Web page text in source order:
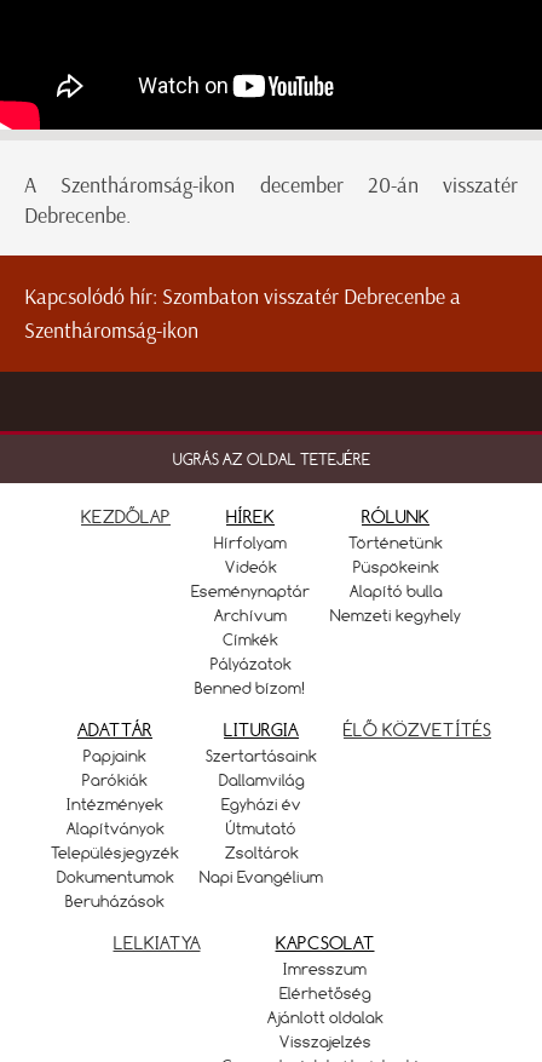
A Szentháromság-ikon december 20-án visszatér
Debrecenbe.
Kapcsolódó hír: Szombaton visszatér Debrecenbe a
Szentháromság-ikon
UGRÁS AZ OLDAL TETEJÉRE
KEZDŐLAP HÍREK
Hírfolyam
Videók
Eseménynaptár
Archívum
Címkék
Pályázatok
Benned bízom!
RÓLUNK
Történetünk
Püspökeink
Alapító bulla
Nemzeti kegyhely
ADATTÁR
Papjaink
Parókiák
Intézmények
Alapítványok
Településjegyzék
Dokumentumok
Beruházások
LITURGIA
Szertartásaink
Dallamvilág
Egyházi év
Útmutató
Zsoltárok
Napi Evangélium
ÉLŐ KÖZVETÍTÉS
LELKIATYA KAPCSOLAT
Imresszum
Elérhetőség
Ajánlott oldalak
Visszajelzés